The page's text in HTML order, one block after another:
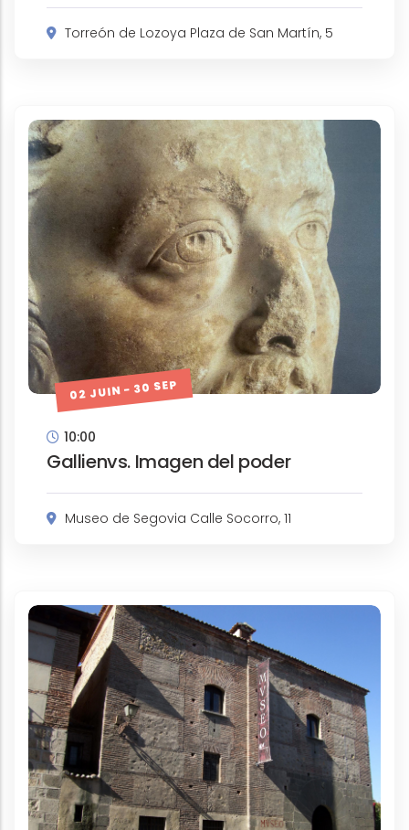
Torreón de Lozoya Plaza de San Martín, 5
02 JUIN - 30 SEP
10:00
Gallienvs. Imagen del poder
Museo de Segovia Calle Socorro, 11